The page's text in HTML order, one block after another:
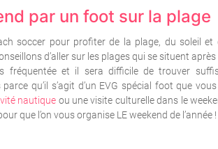
par un foot sur la plage
soccer pour profiter de la plage, du soleil et
d’aller sur les plages qui se situent
fréquentée et il sera difficile de trouver
qu’il s’agit d’un EVG spécial foot que
nautique ou une visite culturelle dans le
que l’on vous organise LE weekend de l’année !